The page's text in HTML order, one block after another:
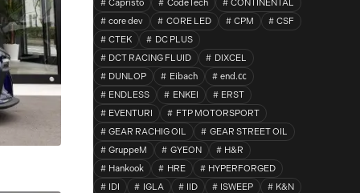
Capristo CodeTech
CONTINENTAL
core dev
CORE LED CPM
CSF
CTEK
DC PLUS
DCT RACING FLUID
DIXCEL
DUNLOP
Eibach
end.㏄
ENDLESS
ENKEI
ERST
EVENTURI
FTP MOTORSPORT
GEAR RACHIG OIL
GEAR STREET OIL
GruppeM
GYEON
H&R
Hankook
HRE
HYPERFORGED
IDI
IGLA IID ISWEEP
K&N